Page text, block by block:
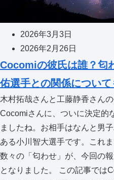
2026年3月3日
2026年2月26日
Cocomiの彼氏は誰？匂
佑選手との関係について
木村拓哉さんと工藤静香さん
Cocomiさんに、ついに決定的
ましたね。お相手はなんと男
ある小川智大選手です。これ
数々の「匂わせ」が、今回の
となりました。 この記事では